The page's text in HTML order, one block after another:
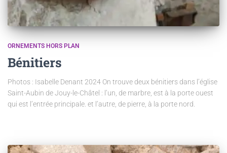
ORNEMENTS HORS PLAN
Bénitiers
Photos : Isabelle Denant 2024 On trouve deux bénitiers dans l’église
Saint-Aubin de Jouy-le-Châtel : l’un, de marbre, est à la porte ouest
qui est l’entrée principale. et l’autre, de pierre, à la porte nord.